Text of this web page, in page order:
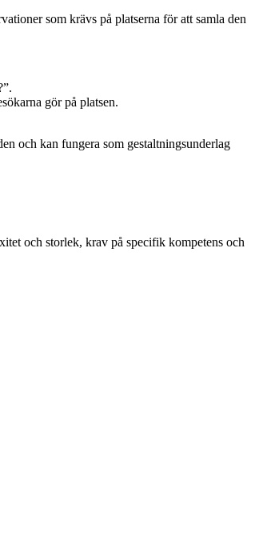
som krävs på platserna för att samla den
gör på platsen.
och kan fungera som gestaltningsunderlag
och storlek, krav på specifik kompetens och